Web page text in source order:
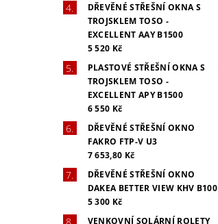
DŘEVĚNÉ STŘEŠNÍ OKNA S
TROJSKLEM TOSO -
EXCELLENT AAY B1500
5 520 Kč
PLASTOVÉ STŘEŠNÍ OKNA S
TROJSKLEM TOSO -
EXCELLENT APY B1500
6 550 Kč
DŘEVĚNÉ STŘEŠNÍ OKNO
FAKRO FTP-V U3
7 653,80 Kč
DŘEVĚNÉ STŘEŠNÍ OKNO
DAKEA BETTER VIEW KHV B100
5 300 Kč
VENKOVNÍ SOLÁRNÍ ROLETY